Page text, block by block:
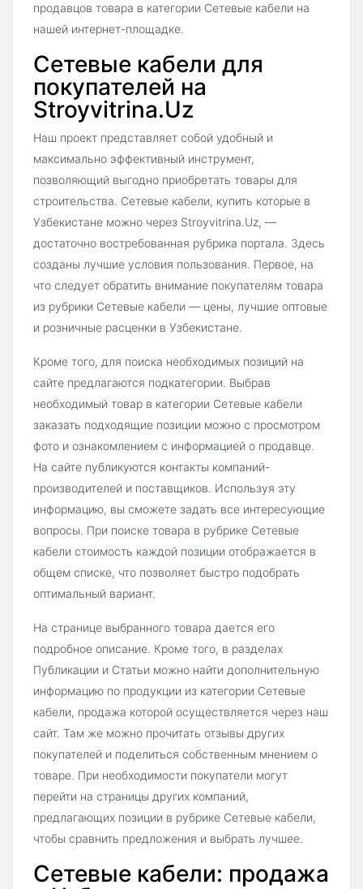
продавцов товара в категории Сетевые кабели на
нашей интернет-площадке.
Сетевые кабели для
покупателей на
Stroyvitrina.Uz
Наш проект представляет собой удобный и
максимально эффективный инструмент,
позволяющий выгодно приобретать товары для
строительства. Сетевые кабели, купить которые в
Узбекистане можно через Stroyvitrina.Uz, —
достаточно востребованная рубрика портала. Здесь
созданы лучшие условия пользования. Первое, на
что следует обратить внимание покупателям товара
из рубрики Сетевые кабели — цены, лучшие оптовые
и розничные расценки в Узбекистане.
Кроме того, для поиска необходимых позиций на
сайте предлагаются подкатегории. Выбрав
необходимый товар в категории Сетевые кабели
заказать подходящие позиции можно с просмотром
фото и ознакомлением с информацией о продавце.
На сайте публикуются контакты компаний-
производителей и поставщиков. Используя эту
информацию, вы сможете задать все интересующие
вопросы. При поиске товара в рубрике Сетевые
кабели стоимость каждой позиции отображается в
общем списке, что позволяет быстро подобрать
оптимальный вариант.
На странице выбранного товара дается его
подробное описание. Кроме того, в разделах
Публикации и Статьи можно найти дополнительную
информацию по продукции из категории Сетевые
кабели, продажа которой осуществляется через наш
сайт. Там же можно прочитать отзывы других
покупателей и поделиться собственным мнением о
товаре. При необходимости покупатели могут
перейти на страницы других компаний,
предлагающих позиции в рубрике Сетевые кабели,
чтобы сравнить предложения и выбрать лучшее.
Сетевые кабели: продажа